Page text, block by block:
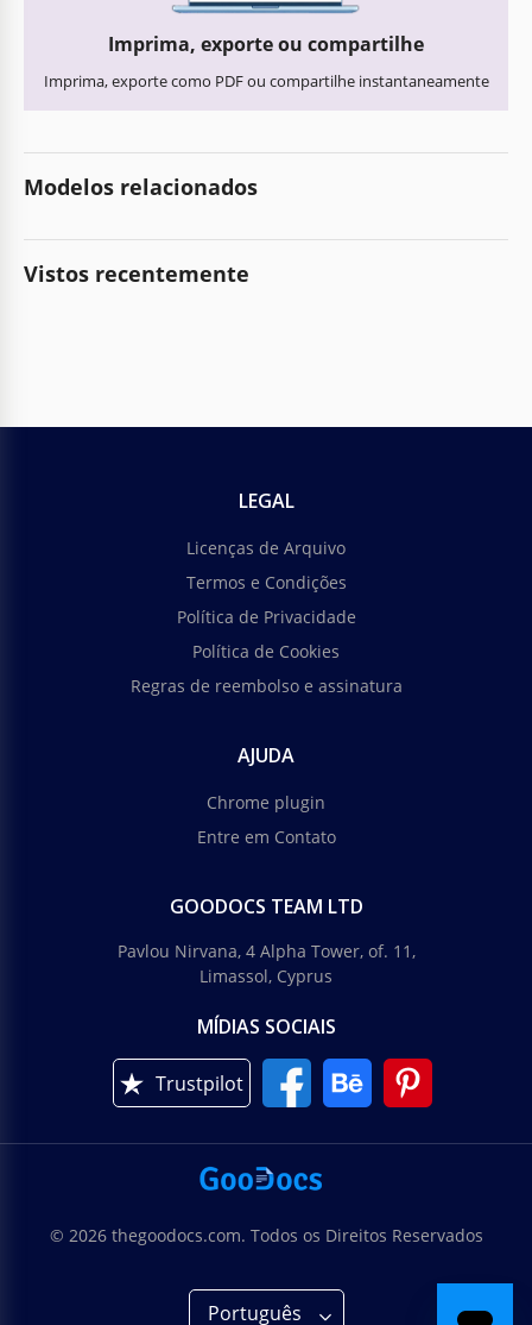
Imprima, exporte ou compartilhe
Imprima, exporte como PDF ou compartilhe instantaneamente
Modelos relacionados
Vistos recentemente
LEGAL
Licenças de Arquivo
Termos e Condições
Política de Privacidade
Política de Cookies
Regras de reembolso e assinatura
AJUDA
Chrome plugin
Entre em Contato
GOODOCS TEAM LTD
Pavlou Nirvana, 4 Alpha Tower, of. 11,
Limassol, Cyprus
MÍDIAS SOCIAIS
Trustpilot
© 2026 thegoodocs.com. Todos os Direitos Reservados
Português